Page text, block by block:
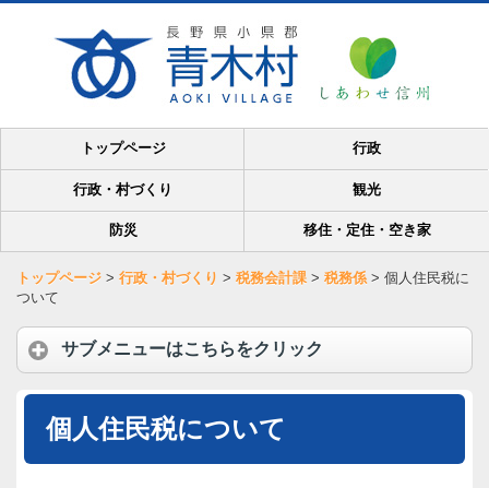
トップページ 行政
行政・村づくり 観光
防災 移住・定住・空き家
トップページ > 行政・村づくり > 税務会計課 > 税務係 > 個人住民税に
ついて
サブメニューはこちらをクリック
個人住民税について